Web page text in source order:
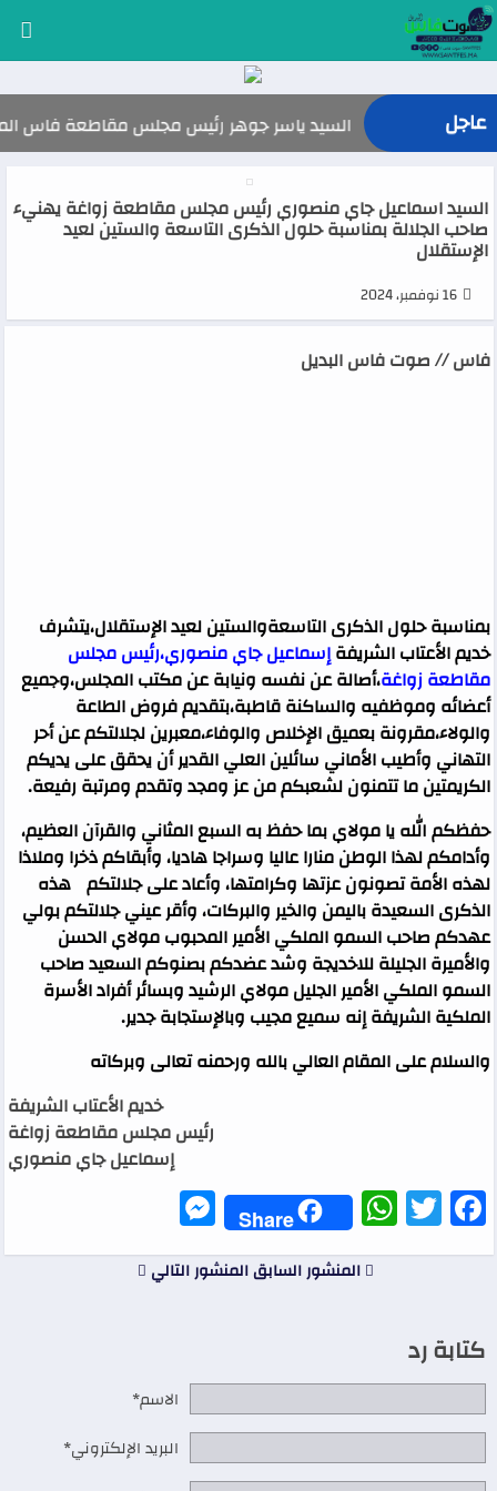
عاجل السيد ياسر جوهر رئيس مجلس مقاطعة فاس المدينة يهنئ
السيد اسماعيل جاي منصوري رئيس مجلس مقاطعة زواغة يهنيء
صاحب الجلالة بمناسبة حلول الذكرى التاسعة والستين لعيد
الإستقلال
16 نوفمبر، 2024
فاس // صوت فاس البديل
بمناسبة حلول الذكرى التاسعةوالستين لعيد الإستقلال،يتشرف
خديم الأعتاب الشريفةإسماعيل جاي منصوري،رئيس مجلس
مقاطعة زواغة،أصالة عن نفسه ونيابة عن مكتب المجلس،وجميع
أعضائه وموظفيه والساكنة قاطبة،بتقديم فروض الطاعة
والولاء،مقرونة بعميق الإخلاص والوفاء،معبرين لجلالتكم عن أحر
التهاني وأطيب الأماني سائلين العلي القدير أن يحقق على يديكم
الكريمتين ما تتمنون لشعبكم من عز ومجد وتقدم ومرتبة رفيعة.
حفظكم الله يا مولاي بما حفظ به السبع المثاني والقرآن العظيم،
وأدامكم لهذا الوطن منارا عاليا وسراجا هاديا، وأبقاكم ذخرا وملاذا
لهذه الأمة تصونون عزتها وكرامتها، وأعاد على جلالتكم هذه
الذكرى السعيدة باليمن والخير والبركات، وأقر عيني جلالتكم بولي
عهدكم صاحب السمو الملكي الأمير المحبوب مولاي الحسن
والأميرة الجليلة للاخديجة وشد عضدكم بصنوكم السعيد صاحب
السمو الملكي الأمير الجليل مولاي الرشيد وبسائر أفراد الأسرة
الملكية الشريفة إنه سميع مجيب وبالإستجابة جدير.
والسلام على المقام العالي بالله ورحمنه تعالى وبركاته
خديم الأعتاب الشريفة
رئيس مجلس مقاطعة زواغة
إسماعيل جاي منصوري
Facebook
Twitter
WhatsApp
Share
المنشور السابقالمنشور التالي
كتابة رد
الاسم*
البريد الإلكتروني*